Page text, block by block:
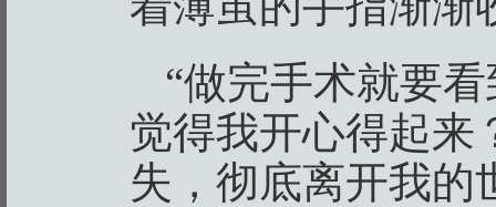
“做完手术就要
觉得我开心得起来
失，彻底离开我